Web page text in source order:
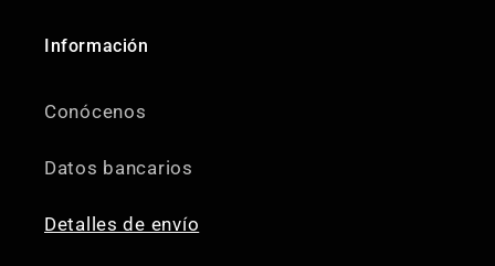
Información
Conócenos
Datos bancarios
Detalles de envío